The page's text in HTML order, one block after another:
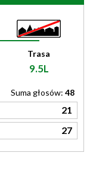
Trasa
9.5L
Suma głosów: 48
21
27